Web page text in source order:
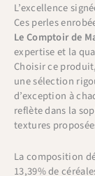
L’excellence
Ces perles
Le Comptoir de
expertise et la
Choisir ce
une sélection
d’exception à
reflète dans la
textures
La composition
13,39% de